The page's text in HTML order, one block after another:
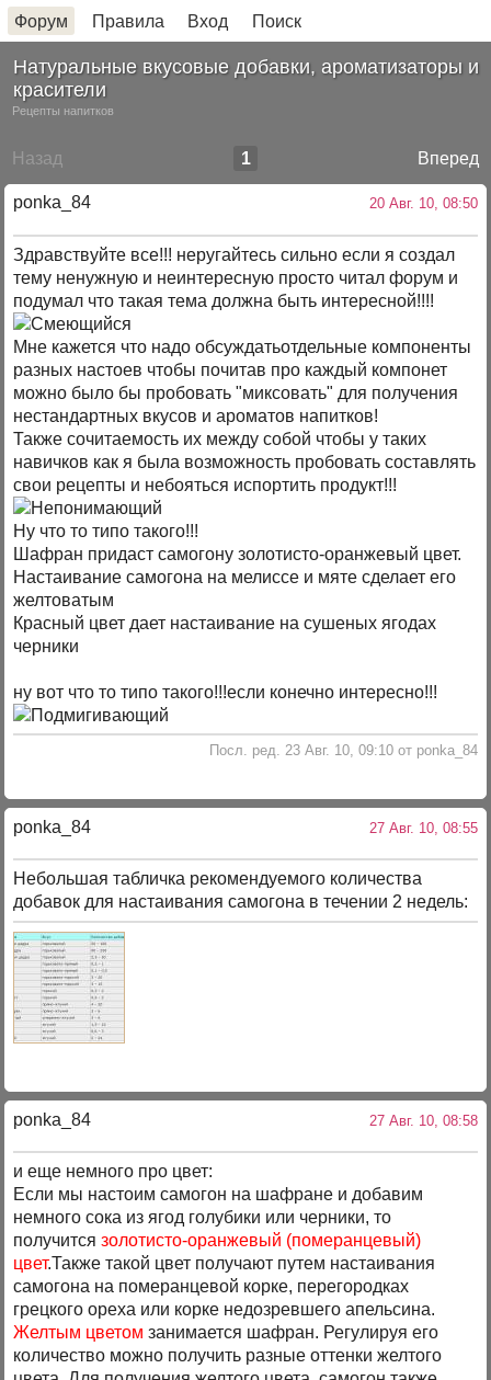
Форум Правила Вход Поиск
Натуральные вкусовые добавки, ароматизаторы и
красители
Рецепты напитков
Назад Вперед
1
ponka_84 20 Авг. 10, 08:50
Здравствуйте все!!! неругайтесь сильно если я создал
тему ненужную и неинтересную просто читал форум и
подумал что такая тема должна быть интересной!!!!
Мне кажется что надо обсуждатьотдельные компоненты
разных настоев чтобы почитав про каждый компонет
можно было бы пробовать "миксовать" для получения
нестандартных вкусов и ароматов напитков!
Также сочитаемость их между собой чтобы у таких
навичков как я была возможность пробовать составлять
свои рецепты и небояться испортить продукт!!!
Ну что то типо такого!!!
Шафран придаст самогону золотисто-оранжевый цвет.
Настаивание самогона на мелиссе и мяте сделает его
желтоватым
Красный цвет дает настаивание на сушеных ягодах
черники
ну вот что то типо такого!!!если конечно интересно!!!
Посл. ред. 23 Авг. 10, 09:10 от ponka_84
ponka_84 27 Авг. 10, 08:55
Небольшая табличка рекомендуемого количества
добавок для настаивания самогона в течении 2 недель:
ponka_84 27 Авг. 10, 08:58
и еще немного про цвет:
Если мы настоим самогон на шафране и добавим
немного сока из ягод голубики или черники, то
получитсязолотисто-оранжевый (померанцевый)
цвет.Также такой цвет получают путем настаивания
самогона на померанцевой корке, перегородках
грецкого ореха или корке недозревшего апельсина.
Желтым цветом занимается шафран. Регулируя его
количество можно получить разные оттенки желтого